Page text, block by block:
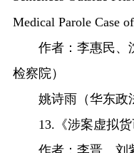
Medical Parole Case
作者：李惠民、
检察院）
姚诗雨（华东政
13.《涉案虚拟货